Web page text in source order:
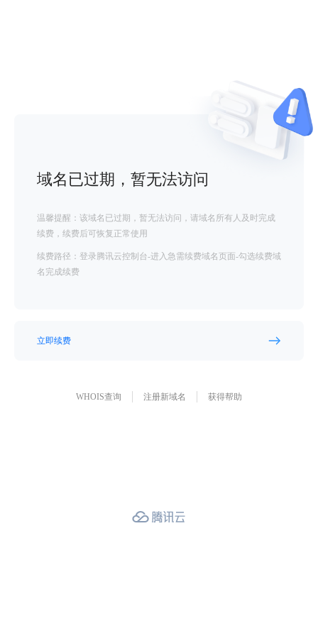
域名已过期，暂无法访问
温馨提醒：该域名已过期，暂无法访问，请域名所有人及时完成
续费，续费后可恢复正常使用
续费路径：登录腾讯云控制台-进入急需续费域名页面-勾选续费域
名完成续费
立即续费
WHOIS查询 注册新域名 获得帮助